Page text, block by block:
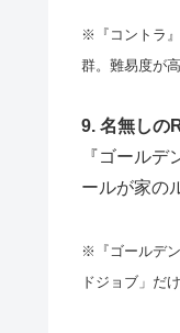
※『コントラ
群。難易度が
9. 名無しの
『ゴール
ールが家の
※『ゴールデ
ドジョブ」だ